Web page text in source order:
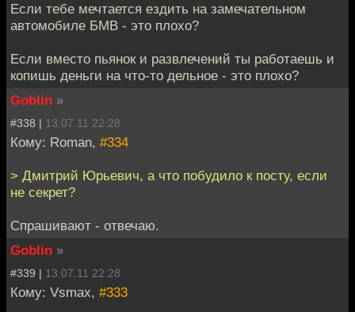
Если тебе мечтается ездить на замечательном
автомобиле БМВ - это плохо?
Если вместо пьянок и развлечений ты работаешь и
копишь деньги на что-то дельное - это плохо?
Goblin »
#338 | 13.07.11 22:28
Кому: Roman, #334
> Дмитрий Юрьевич, а что побудило к посту, если
не секрет?
Спрашивают - отвечаю.
Goblin »
#339 | 13.07.11 22:28
Кому: Vsmax, #333